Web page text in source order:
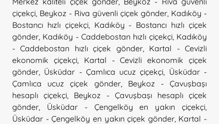
çiçekçi Beykoz - Riva güvenli çiçek gönder Kadıköy -
Bostancı hızlı çiçekçi, Kadıköy - Bostancı hızlı çiçek
gönder Kadıköy - Caddebostan hızlı çiçekçi, Kadıköy
- Caddebostan hızlı çiçek gönder, Kartal - Cevizli
ekonomik çiçekçi, Kartal - Cevizli ekonomik çiçek
gönder Üsküdar - Çamlıca ucuz çiçekçi
Üsküdar -
Çamlıca ucuz çiçek gönder, Beykoz - Çavuşbaşı
hesaplı çiçekçi
Beykoz - Çavuşbaşı hesaplı çiçek
gönder
Üsküdar - Çengelköy en yakın çiçekçi
Üsküdar - Çengelköy en yakın çiçek gönder, Kartal -